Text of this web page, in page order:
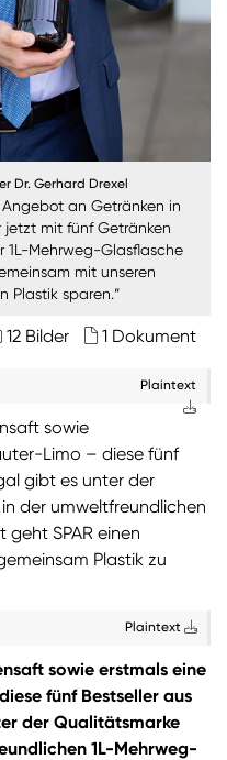
Dr. Gerhard Drexel
Angebot an Getränken in
mit fünf Getränken
1L-Mehrweg-Glasflasche
mit unseren
Plastik sparen.“
12 Bilder 1 Dokument
Plaintext
sowie
Limo – diese fünf
gibt es unter der
der umweltfreundlichen
SPAR einen
Plastik zu
Plaintext
sowie erstmals eine
fünf Bestseller aus
der Qualitätsmarke
1L-Mehrweg-